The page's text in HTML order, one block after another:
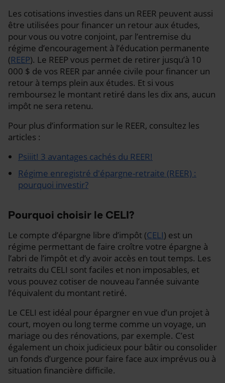
Les cotisations investies dans un REER peuvent aussi
être utilisées pour financer un retour aux études,
pour vous ou votre conjoint, par l’entremise du
régime d’encouragement à l’éducation permanente
(REEP). Le REEP vous permet de retirer jusqu’à 10
000 $ de vos REER par année civile pour financer un
retour à temps plein aux études. Et si vous
remboursez le montant retiré dans les dix ans, aucun
impôt ne sera retenu.
Pour plus d’information sur le REER, consultez les
articles :
Psiiit! 3 avantages cachés du REER!
Régime enregistré d'épargne-retraite (REER) :
pourquoi investir?
Pourquoi choisir le CELI?
Le compte d’épargne libre d’impôt (CELI) est un
régime permettant de faire croître votre épargne à
l’abri de l’impôt et d’y avoir accès en tout temps. Les
retraits du CELI sont faciles et non imposables, et
vous pouvez cotiser de nouveau l’année suivante
l’équivalent du montant retiré.
Le CELI est idéal pour épargner en vue d’un projet à
court, moyen ou long terme comme un voyage, un
mariage ou des rénovations, par exemple. C’est
également un choix judicieux pour bâtir ou consolider
un fonds d’urgence pour faire face aux imprévus ou à
situation financière difficile.